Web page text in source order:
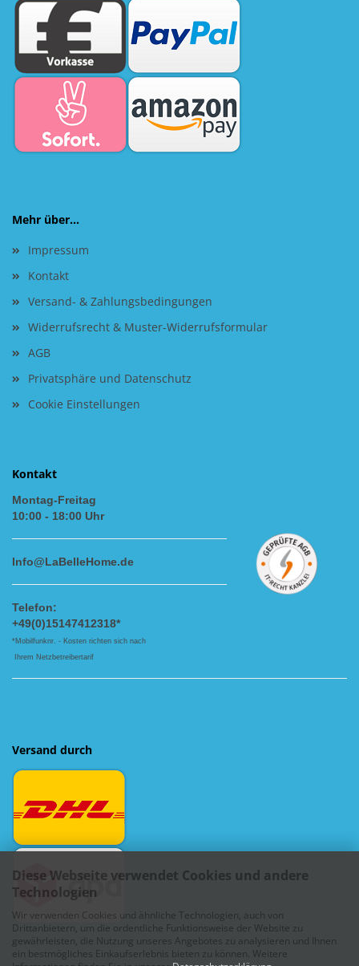
Diese Webseite verwendet Cookies und andere
Technologien
Wir verwenden Cookies und ähnliche Technologien, auch von
Drittanbietern, um die ordentliche Funktionsweise der Website zu
gewährleisten, die Nutzung unseres Angebotes zu analysieren und Ihnen
ein bestmögliches Einkaufserlebnis bieten zu können. Weitere
Mehr über...
Impressum
Kontakt
Versand- & Zahlungsbedingungen
Widerrufsrecht & Muster-Widerrufsformular
AGB
Privatsphäre und Datenschutz
Cookie Einstellungen
Kontakt
Montag-Freitag
10:00 - 18:00 Uhr
Info@LaBelleHome.de
Telefon:
+49(0)15147412318*
*Mobilfunknr. - Kosten richten sich nach
Ihrem Netzbetreibertarif
Versand durch